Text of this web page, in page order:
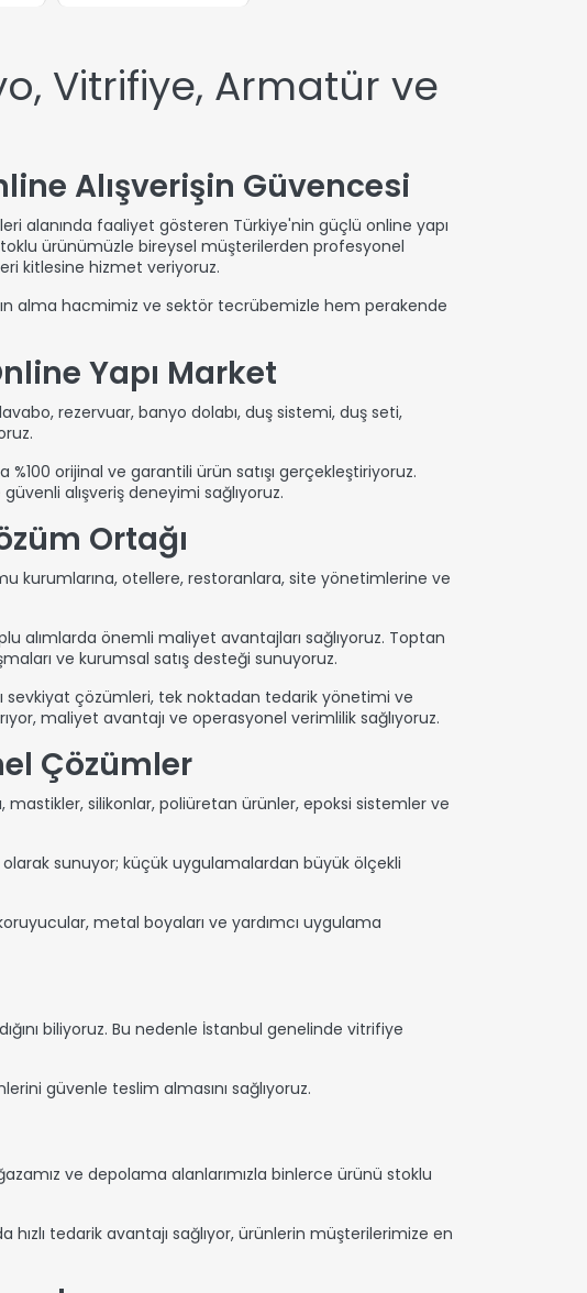
Vitrifiye, Armatür ve
Alışverişin Güvencesi
alanında faaliyet gösteren Türkiye'nin güçlü online yapı
ürünümüzle bireysel müşterilerden profesyonel
kitlesine hizmet veriyoruz.
alma hacmimiz ve sektör tecrübemizle hem perakende
Yapı Market
rezervuar, banyo dolabı, duş sistemi, duş seti,
%100 orijinal ve garantili ürün satışı gerçekleştiriyoruz.
alışveriş deneyimi sağlıyoruz.
Ortağı
kurumlarına, otellere, restoranlara, site yönetimlerine ve
alımlarda önemli maliyet avantajları sağlıyoruz. Toptan
ve kurumsal satış desteği sunuyoruz.
sevkiyat çözümleri, tek noktadan tedarik yönetimi ve
maliyet avantajı ve operasyonel verimlilik sağlıyoruz.
Çözümler
mastikler, silikonlar, poliüretan ürünler, epoksi sistemler ve
olarak sunuyor; küçük uygulamalardan büyük ölçekli
metal boyaları ve yardımcı uygulama
biliyoruz. Bu nedenle İstanbul genelinde vitrifiye
güvenle teslim almasını sağlıyoruz.
ve depolama alanlarımızla binlerce ürünü stoklu
tedarik avantajı sağlıyor, ürünlerin müşterilerimize en